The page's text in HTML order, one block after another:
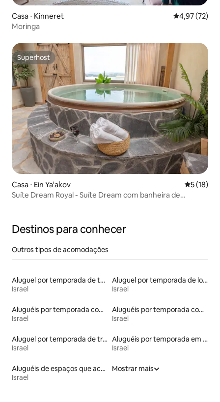
Casa ⋅ Kinneret 4,97 de uma
4,97 (72)
Moringa
Superhost
Superhost
Casa ⋅ Ein Ya'akov 5 de uma
5 (18)
Suíte Dream Royal - Suíte Dream com banheira de
Destinos para conhecer
Outros tipos de acomodações
Aluguel por temporada de tendas
Israel
Aluguel por temporada de lofts
Israel
Aluguéis por temporada com banheiro para PCD
Israel
Aluguéis por temporada com acesso à praia
Israel
Aluguel por temporada de trailers
Israel
Aluguéis por temporada em acampamentos
Israel
Aluguéis de espaços que aceitam animais de estimação
Israel
Mostrar mais